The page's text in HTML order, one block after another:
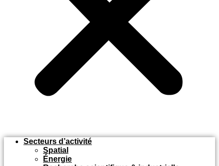
Secteurs d’activité
Spatial
Énergie